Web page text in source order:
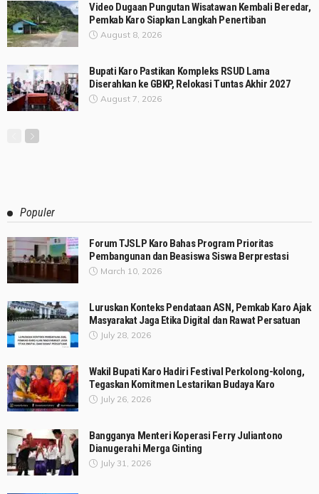
Video Dugaan Pungutan Wisatawan Kembali Beredar,
Pemkab Karo Siapkan Langkah Penertiban
August 8, 2026
Bupati Karo Pastikan Kompleks RSUD Lama
Diserahkan ke GBKP, Relokasi Tuntas Akhir 2027
August 7, 2026
Populer
Forum TJSLP Karo Bahas Program Prioritas
Pembangunan dan Beasiswa Siswa Berprestasi
March 10, 2026
Luruskan Konteks Pendataan ASN, Pemkab Karo Ajak
Masyarakat Jaga Etika Digital dan Rawat Persatuan
July 28, 2026
Wakil Bupati Karo Hadiri Festival Perkolong-kolong,
Tegaskan Komitmen Lestarikan Budaya Karo
July 26, 2026
Bangganya Menteri Koperasi Ferry Juliantono
Dianugerahi Merga Ginting
July 31, 2026